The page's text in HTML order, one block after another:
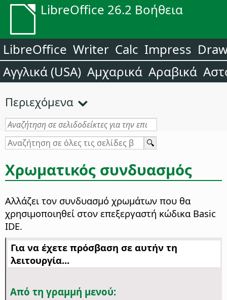
LibreOffice 26.2 Βοήθεια
LibreOffice Writer Calc Impress
Αγγλικά (USA) Αμχαρικά Αραβικά
Περιεχόμενα
Χρωματικός συνδυασμός
Αλλάζει τον συνδυασμό χρωμάτων που θα
χρησιμοποιηθεί στον επεξεργαστή κώδικα Basic
IDE.
Για να έχετε πρόσβαση σε αυτήν τη
λειτουργία...
Από τη γραμμή μενού: